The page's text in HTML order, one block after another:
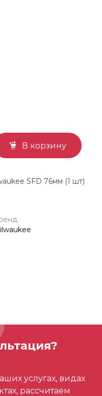
В корзину
SFD 76мм (1 шт)
может стать
услугах, видах
рассчитаем